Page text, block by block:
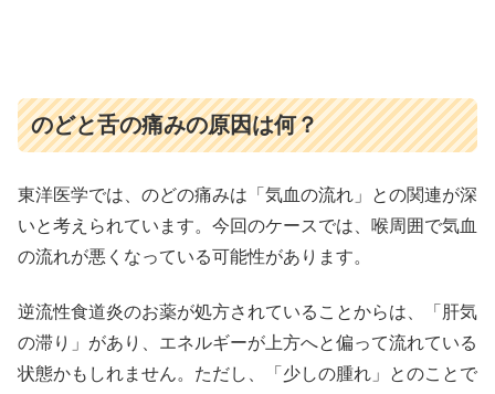
のどと舌の痛みの原因は何？
東洋医学では、のどの痛みは「気血の流れ」との関連が深
いと考えられています。今回のケースでは、喉周囲で気血
の流れが悪くなっている可能性があります。
逆流性食道炎のお薬が処方されていることからは、「肝気
の滞り」があり、エネルギーが上方へと偏って流れている
状態かもしれません。ただし、「少しの腫れ」とのことで